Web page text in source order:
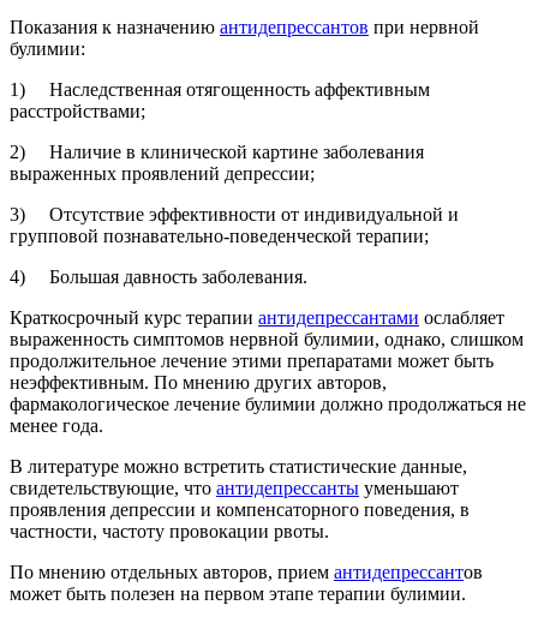
Показания к назначению антидепрессантов при нервной
булимии:
1) Наследственная отягощенность аффективным
расстройствами;
2) Наличие в клинической картине заболевания
выраженных проявлений депрессии;
3) Отсутствие эффективности от индивидуальной и
групповой познавательно-поведенческой терапии;
4) Большая давность заболевания.
Краткосрочный курс терапии антидепрессантами ослабляет
выраженность симптомов нервной булимии, однако, слишком
продолжительное лечение этими препаратами может быть
неэффективным. По мнению других авторов,
фармакологическое лечение булимии должно продолжаться не
менее года.
В литературе можно встретить статистические данные,
свидетельствующие, что антидепрессанты уменьшают
проявления депрессии и компенсаторного поведения, в
частности, частоту провокации рвоты.
По мнению отдельных авторов, прием антидепрессантов
может быть полезен на первом этапе терапии булимии.